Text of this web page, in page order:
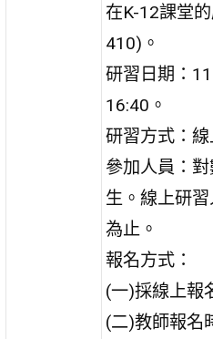
在K-12課堂
410)。
研習日期：
16:40。
研習方式：線
參加人員：
生。線上研
為止。
報名方式：
(一)採線上報
(二)教師報名